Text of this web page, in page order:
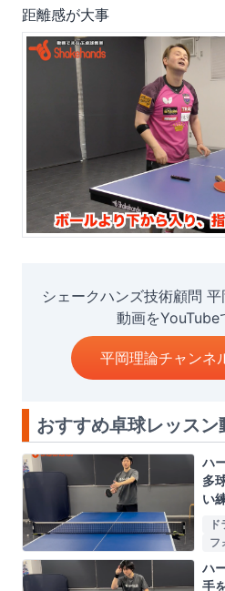
距離感が大事
シェークハンズ技術顧問
動画をYouTube
平岡理論チャンネ
おすすめ卓球レッスン
ハ
多
い
フ
ハ
手